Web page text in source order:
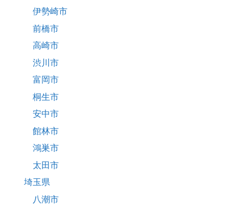
伊勢崎市
前橋市
高崎市
渋川市
富岡市
桐生市
安中市
館林市
鴻巣市
太田市
埼玉県
八潮市